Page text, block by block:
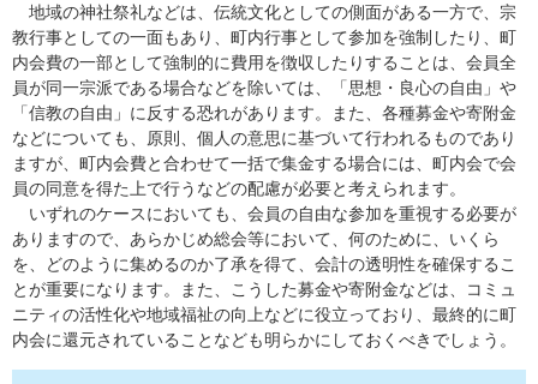
地域の神社祭礼などは、伝統文化としての側面がある一方で、宗
教行事としての一面もあり、町内行事として参加を強制したり、町
内会費の一部として強制的に費用を徴収したりすることは、会員全
員が同一宗派である場合などを除いては、「思想・良心の自由」や
「信教の自由」に反する恐れがあります。また、各種募金や寄附金
などについても、原則、個人の意思に基づいて行われるものであり
ますが、町内会費と合わせて一括で集金する場合には、町内会で会
員の同意を得た上で行うなどの配慮が必要と考えられます。
いずれのケースにおいても、会員の自由な参加を重視する必要が
ありますので、あらかじめ総会等において、何のために、いくら
を、どのように集めるのか了承を得て、会計の透明性を確保するこ
とが重要になります。また、こうした募金や寄附金などは、コミュ
ニティの活性化や地域福祉の向上などに役立っており、最終的に町
内会に還元されていることなども明らかにしておくべきでしょう。